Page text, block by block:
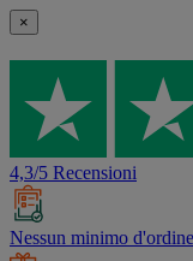
×
4,3/5 Recensioni
Nessun minimo d'ordine